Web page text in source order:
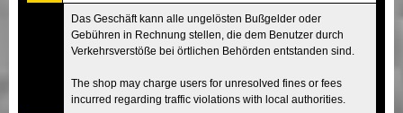
Das Geschäft kann alle ungelösten Bußgelder oder
Gebühren in Rechnung stellen, die dem Benutzer durch
Verkehrsverstöße bei örtlichen Behörden entstanden sind.
The shop may charge users for unresolved fines or fees
incurred regarding traffic violations with local authorities.